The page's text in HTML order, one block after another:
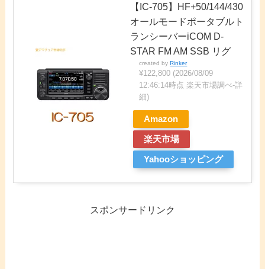
【IC-705】HF+50/144/430
オールモードポータブルト
ランシーバーiCOM D-
STAR FM AM SSB リグ
created byRinker
¥122,800 (2026/08/09
12:46:14時点 楽天市場調べ-詳
細)
Amazon
楽天市場
Yahooショッピング
スポンサードリンク